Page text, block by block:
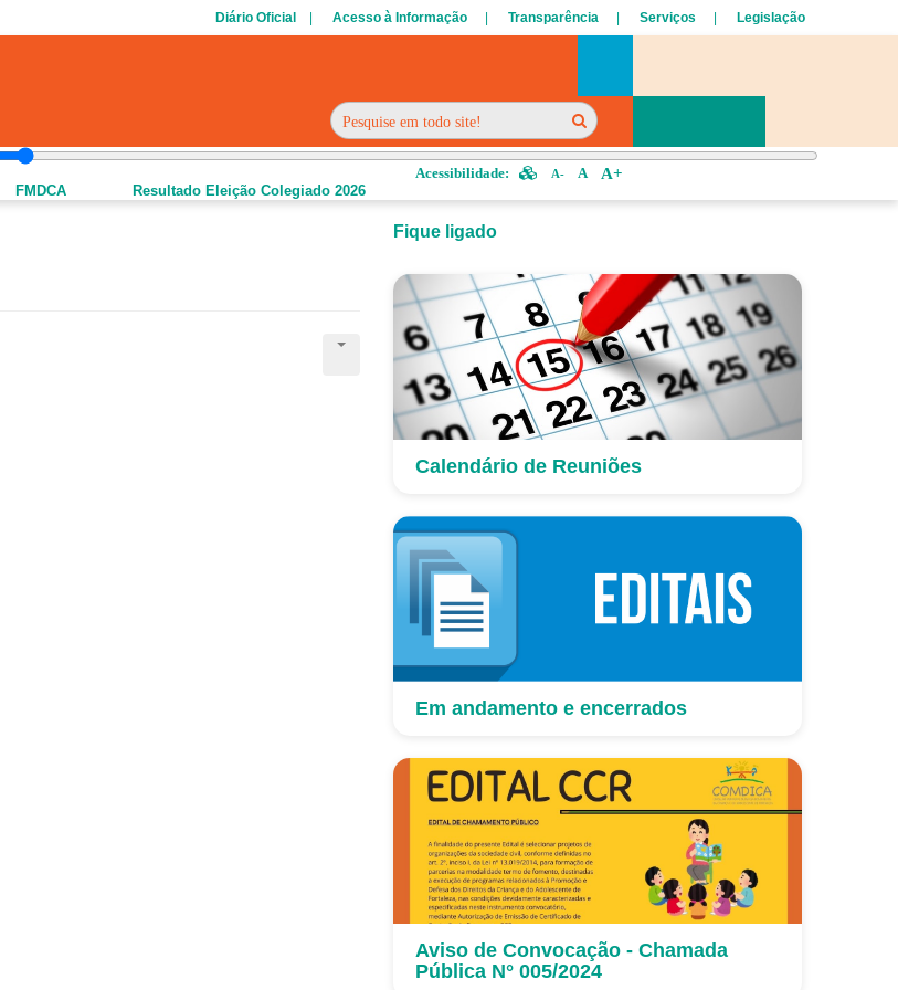
Diário Oficial Acesso à Informação Transparência Serviços Legislação
Acessibilidade: A- A A+
FMDCA Resultado Eleição Colegiado 2026
Fique ligado
Calendário de Reuniões
Em andamento e encerrados
Aviso de Convocação - Chamada
Pública N° 005/2024